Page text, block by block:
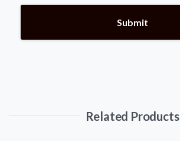
Related Products